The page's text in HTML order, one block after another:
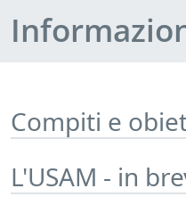
Compiti e
L'USAM - in